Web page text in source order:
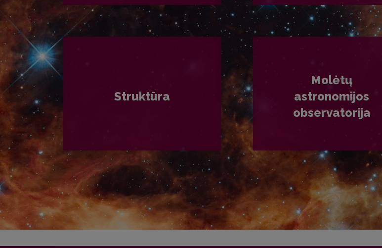
Struktūra
Molėtų
astronomijos
observatorija
PLAČIAU